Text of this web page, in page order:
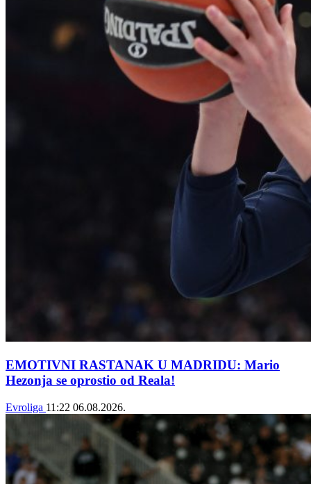
EMOTIVNI RASTANAK U MADRIDU: Mario
Hezonja se oprostio od Reala!
Evroliga 11:22 06.08.2026.